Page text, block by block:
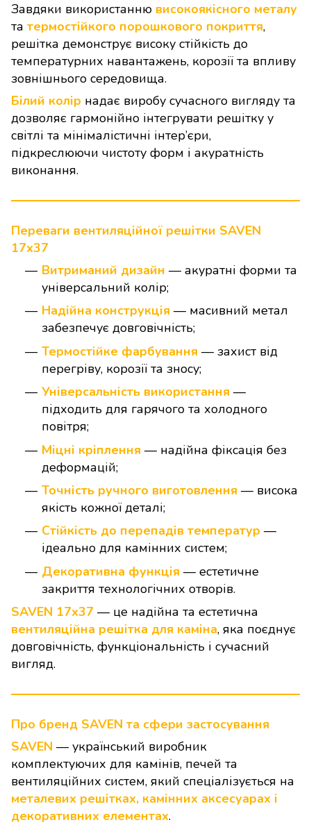
Завдяки використанню високоякісного металу
та термостійкого порошкового покриття,
решітка демонструє високу стійкість до
температурних навантажень, корозії та впливу
зовнішнього середовища.
Білий колір надає виробу сучасного вигляду та
дозволяє гармонійно інтегрувати решітку у
світлі та мінімалістичні інтер’єри,
підкреслюючи чистоту форм і акуратність
виконання.
Переваги вентиляційної решітки SAVEN
17х37
Витриманий дизайн — акуратні форми та
універсальний колір;
Надійна конструкція — масивний метал
забезпечує довговічність;
Термостійке фарбування — захист від
перегріву, корозії та зносу;
Універсальність використання —
підходить для гарячого та холодного
повітря;
Міцні кріплення — надійна фіксація без
деформацій;
Точність ручного виготовлення — висока
якість кожної деталі;
Стійкість до перепадів температур —
ідеально для камінних систем;
Декоративна функція — естетичне
закриття технологічних отворів.
SAVEN 17х37 — це надійна та естетична
вентиляційна решітка для каміна, яка поєднує
довговічність, функціональність і сучасний
вигляд.
Про бренд SAVEN та сфери застосування
SAVEN — український виробник
комплектуючих для камінів, печей та
вентиляційних систем, який спеціалізується на
металевих решітках, камінних аксесуарах і
декоративних елементах.